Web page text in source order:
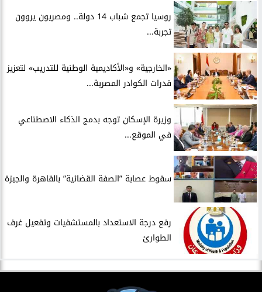
روسيا تجمع شباب 14 دولة.. ومصريون يروون
تجربة...
​«الخارجية» و«الأكاديمية الوطنية للتدريب» لتعزيز
قدرات الكوادر المصرية...
​وزيرة الإسكان توجه بدمج الذكاء الاصطناعي
في الموقع...
سقوط عصابة ”الصفة القضائية” بالقاهرة والجيزة
​رفع درجة الاستعداد بالمستشفيات وتفعيل غرف
الطوارئ